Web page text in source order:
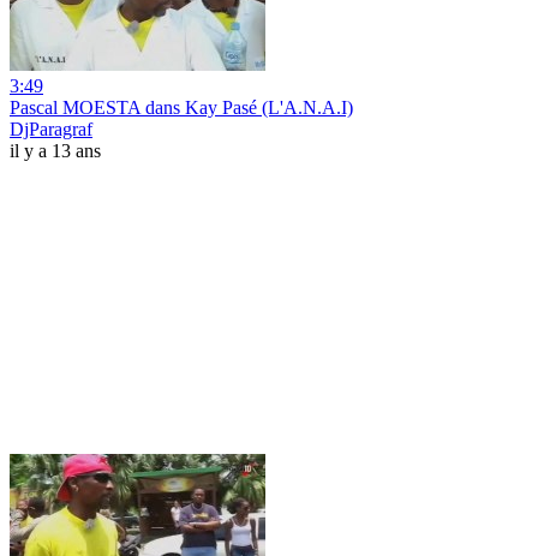
3:49
Pascal MOESTA dans Kay Pasé (L'A.N.A.I)
DjParagraf
il y a 13 ans